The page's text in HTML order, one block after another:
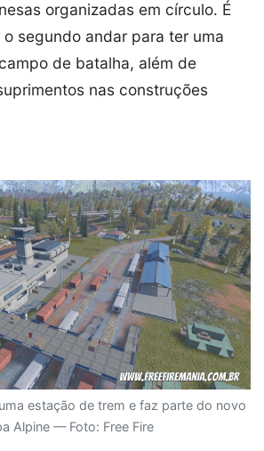
organizadas em círculo. É
segundo andar para ter uma
de batalha, além de
nas construções
estação de trem e faz parte do novo
Alpine — Foto: Free Fire